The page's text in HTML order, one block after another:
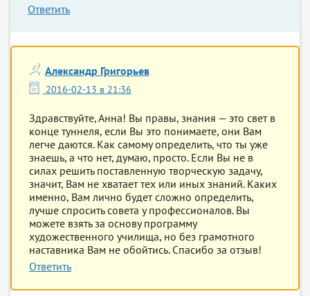
Ответить
Александр Григорьев
2016-02-13 в 21:36
Здравствуйте, Анна! Вы правы, знания — это свет в
конце туннеля, если Вы это понимаете, они Вам
легче даются. Как самому определить, что ты уже
знаешь, а что нет, думаю, просто. Если Вы не в
силах решить поставленную творческую задачу,
значит, Вам не хватает тех или иных знаний. Каких
именно, Вам лично будет сложно определить,
лучше спросить совета у профессионалов. Вы
можете взять за основу программу
художественного училища, но без грамотного
наставника Вам не обойтись. Спасибо за отзыв!
Ответить